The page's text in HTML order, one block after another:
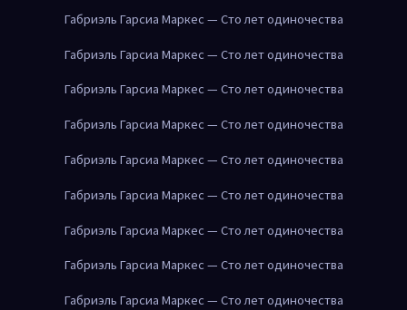
Габриэль Гарсиа Маркес — Сто лет одиночества
Габриэль Гарсиа Маркес — Сто лет одиночества
Габриэль Гарсиа Маркес — Сто лет одиночества
Габриэль Гарсиа Маркес — Сто лет одиночества
Габриэль Гарсиа Маркес — Сто лет одиночества
Габриэль Гарсиа Маркес — Сто лет одиночества
Габриэль Гарсиа Маркес — Сто лет одиночества
Габриэль Гарсиа Маркес — Сто лет одиночества
Габриэль Гарсиа Маркес — Сто лет одиночества